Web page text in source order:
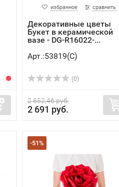
избранное сравнить
Декоративные цветы
Букет в керамической
вазе - DG-R16022-...
Арт.:53819(C)
(0)
2 852,46 руб.
2 691 руб.
-51%